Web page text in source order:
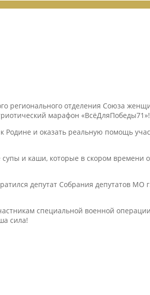
регионального отделения Союза
марафон «ВсёДляПобеды71»!
и оказать реальную помощь
и каши, которые в скором времени
депутат Собрания депутатов МО
специальной военной
сила!